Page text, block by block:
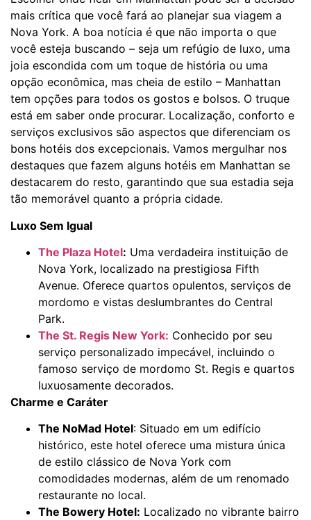
mais crítica que você fará ao planejar sua viagem a
Nova York. A boa notícia é que não importa o que
você esteja buscando – seja um refúgio de luxo, uma
joia escondida com um toque de história ou uma
opção econômica, mas cheia de estilo – Manhattan
tem opções para todos os gostos e bolsos. O truque
está em saber onde procurar. Localização, conforto e
serviços exclusivos são aspectos que diferenciam os
bons hotéis dos excepcionais. Vamos mergulhar nos
destaques que fazem alguns hotéis em Manhattan se
destacarem do resto, garantindo que sua estadia seja
tão memorável quanto a própria cidade.
Luxo Sem Igual
The Plaza Hotel: Uma verdadeira instituição de
Nova York, localizado na prestigiosa Fifth
Avenue. Oferece quartos opulentos, serviços de
mordomo e vistas deslumbrantes do Central
Park.
The St. Regis New York: Conhecido por seu
serviço personalizado impecável, incluindo o
famoso serviço de mordomo St. Regis e quartos
luxuosamente decorados.
Charme e Caráter
The NoMad Hotel: Situado em um edifício
histórico, este hotel oferece uma mistura única
de estilo clássico de Nova York com
comodidades modernas, além de um renomado
restaurante no local.
The Bowery Hotel: Localizado no vibrante bairro